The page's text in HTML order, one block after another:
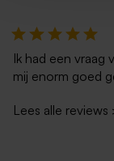
Ik had een vraag
mij enorm goed
Lees alle reviews